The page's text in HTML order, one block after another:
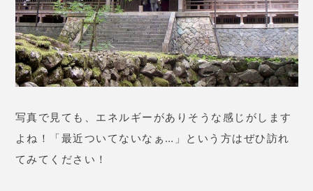
写真で見ても、エネルギーがありそうな感じがします
よね！「最近ついてないなぁ…」という方はぜひ訪れ
てみてください！